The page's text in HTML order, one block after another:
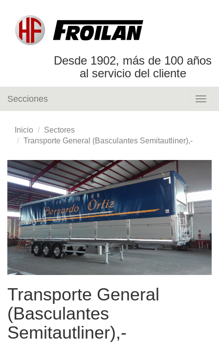
Desde 1902, más de 100 años
al servicio del cliente
Secciones
Inicio
Sectores
Transporte General (Basculantes Semitautliner),-
Transporte General
(Basculantes
Semitautliner),-